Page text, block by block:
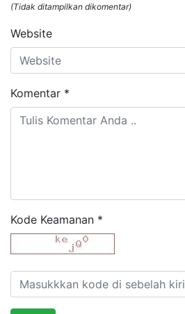
(Tidak ditampilkan dikomentar)
Website
Komentar *
Kode Keamanan *